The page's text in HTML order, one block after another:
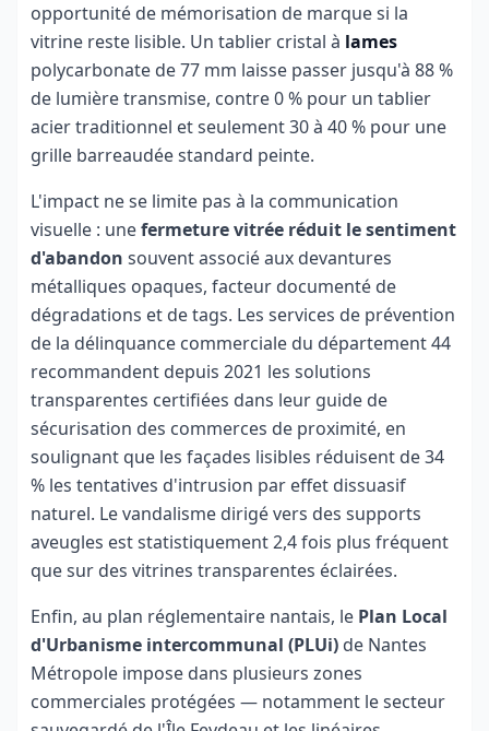
opportunité de mémorisation de marque si la
vitrine reste lisible. Un tablier cristal à lames
polycarbonate de 77 mm laisse passer jusqu'à 88 %
de lumière transmise, contre 0 % pour un tablier
acier traditionnel et seulement 30 à 40 % pour une
grille barreaudée standard peinte.
L'impact ne se limite pas à la communication
visuelle : unefermeture vitrée réduit le sentiment
d'abandon souvent associé aux devantures
métalliques opaques, facteur documenté de
dégradations et de tags. Les services de prévention
de la délinquance commerciale du département 44
recommandent depuis 2021 les solutions
transparentes certifiées dans leur guide de
sécurisation des commerces de proximité, en
soulignant que les façades lisibles réduisent de 34
% les tentatives d'intrusion par effet dissuasif
naturel. Le vandalisme dirigé vers des supports
aveugles est statistiquement 2,4 fois plus fréquent
que sur des vitrines transparentes éclairées.
Enfin, au plan réglementaire nantais, le Plan Local
d'Urbanisme intercommunal (PLUi) de Nantes
Métropole impose dans plusieurs zones
commerciales protégées — notamment le secteur